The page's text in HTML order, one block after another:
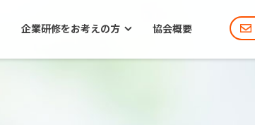
企業研修をお考えの方 協会概要